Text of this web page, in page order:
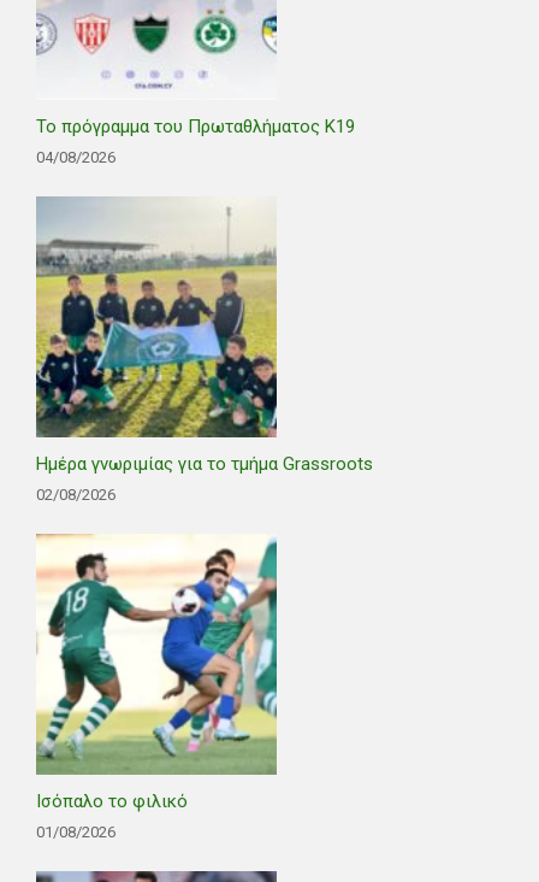
Το πρόγραμμα του Πρωταθλήματος Κ19
04/08/2026
Ημέρα γνωριμίας για το τμήμα Grassroots
02/08/2026
Ισόπαλο το φιλικό
01/08/2026